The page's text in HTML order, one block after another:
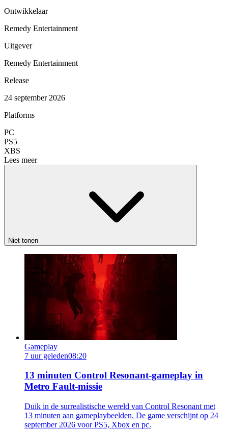
Ontwikkelaar
Remedy Entertainment
Uitgever
Remedy Entertainment
Release
24 september 2026
Platforms
PC
PS5
XBS
Lees meer
Niet tonen
Gameplay
7 uur geleden08:20
13 minuten Control Resonant-gameplay in
Metro Fault-missie
Duik in de surrealistische wereld van Control Resonant met
13 minuten aan gameplaybeelden. De game verschijnt op 24
september 2026 voor PS5, Xbox en pc.